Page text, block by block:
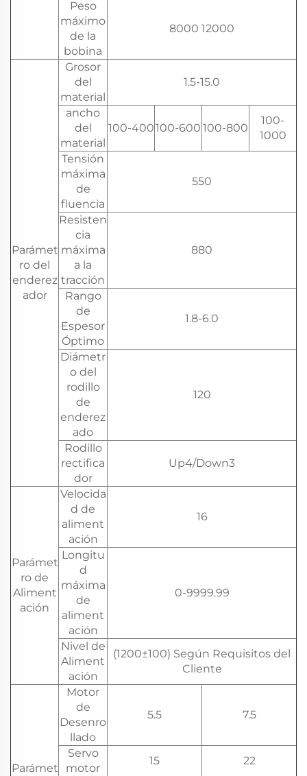
Peso
máximo
de la
bobina
8000 12000
Parámet
ro del
enderez
ador
Grosor
del
material
1.5-15.0
ancho
del
material
100-400100-600 100-800
100-
1000
Tensión
máxima
de
fluencia
550
Resisten
cia
máxima
a la
tracción
880
Rango
de
Espesor
Óptimo
1.8-6.0
Diámetr
o del
rodillo
de
enderez
ado
120
Rodillo
rectifica
dor
Up4/Down3
Parámet
ro de
Aliment
ación
Velocida
d de
aliment
ación
16
Longitu
d
máxima
de
aliment
ación
0-9999.99
Nivel de
Aliment
ación
(1200±100) Según Requisitos del
Cliente
Parámet
Motor
de
Desenro
llado
5.5 7.5
Servo
motor
15
22